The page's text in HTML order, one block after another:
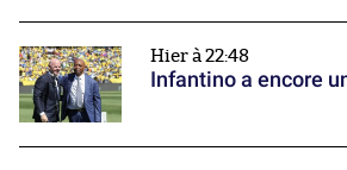
Hier à 22:48
Infantino a encore